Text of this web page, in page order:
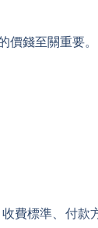
錢至關重要
費標準、付